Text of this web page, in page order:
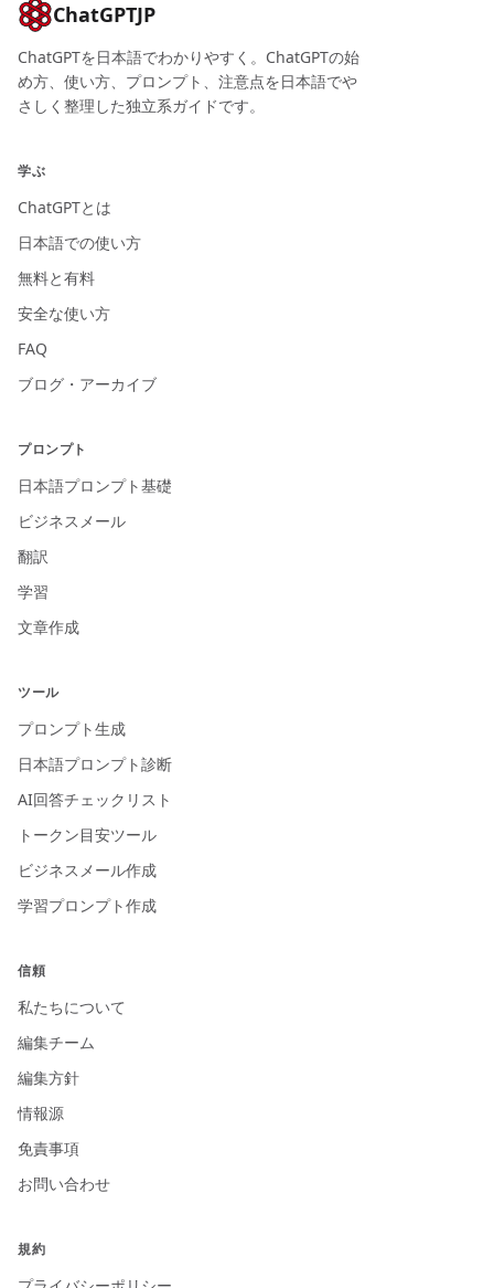
ChatGPTJP
ChatGPTを日本語でわかりやすく。ChatGPTの始
め方、使い方、プロンプト、注意点を日本語でや
さしく整理した独立系ガイドです。
学ぶ
ChatGPTとは
日本語での使い方
無料と有料
安全な使い方
FAQ
ブログ・アーカイブ
プロンプト
日本語プロンプト基礎
ビジネスメール
翻訳
学習
文章作成
ツール
プロンプト生成
日本語プロンプト診断
AI回答チェックリスト
トークン目安ツール
ビジネスメール作成
学習プロンプト作成
信頼
私たちについて
編集チーム
編集方針
情報源
免責事項
お問い合わせ
規約